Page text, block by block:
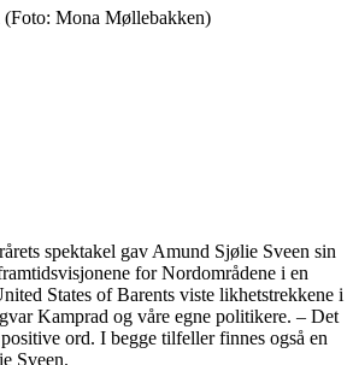
spektakel gav Amund Sjølie Sveen sin
for Nordområdene i en
States of Barents viste likhetstrekkene i
Kamprad og våre egne politikere. – Det
ord. I begge tilfeller finnes også en
Sveen.